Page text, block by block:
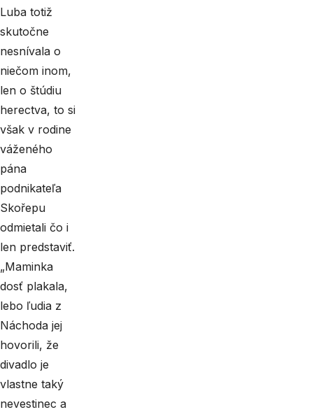
Luba totiž
skutočne
nesnívala o
niečom inom,
len o štúdiu
herectva, to si
však v rodine
váženého
pána
podnikateľa
Skořepu
odmietali čo i
len predstaviť.
„Maminka
dosť plakala,
lebo ľudia z
Náchoda jej
hovorili, že
divadlo je
vlastne taký
nevestinec a